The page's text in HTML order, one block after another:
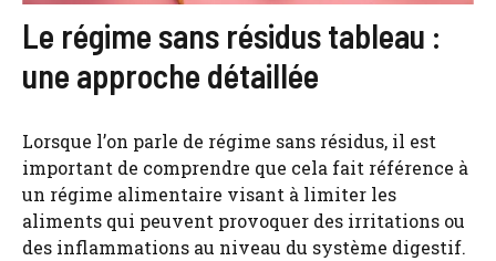
Le régime sans résidus tableau :
une approche détaillée
Lorsque l’on parle de régime sans résidus, il est
important de comprendre que cela fait référence à
un régime alimentaire visant à limiter les
aliments qui peuvent provoquer des irritations ou
des inflammations au niveau du système digestif.